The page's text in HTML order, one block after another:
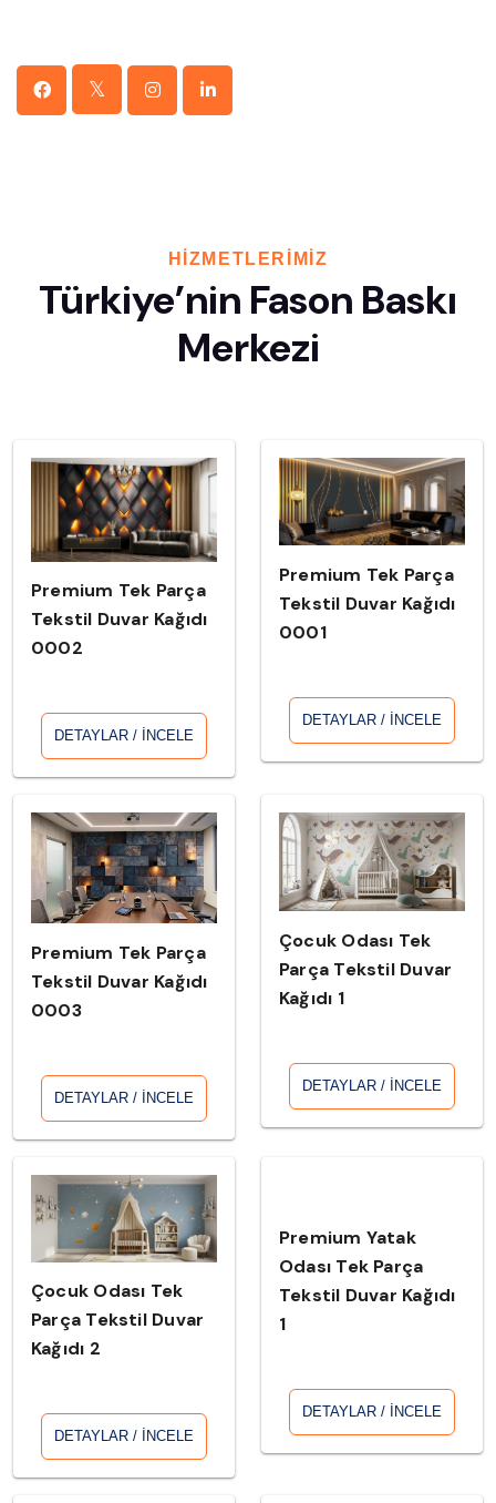
HIZMETLERIMIZ
Türkiye’nin Fason Baskı
Merkezi
Premium Tek Parça
Tekstil Duvar Kağıdı
0002
DETAYLAR / İNCELE
Premium Tek Parça
Tekstil Duvar Kağıdı
0001
DETAYLAR / İNCELE
Premium Tek Parça
Tekstil Duvar Kağıdı
0003
DETAYLAR / İNCELE
Çocuk Odası Tek
Parça Tekstil Duvar
Kağıdı 1
DETAYLAR / İNCELE
Çocuk Odası Tek
Parça Tekstil Duvar
Kağıdı 2
DETAYLAR / İNCELE
Premium Yatak
Odası Tek Parça
Tekstil Duvar Kağıdı
1
DETAYLAR / İNCELE